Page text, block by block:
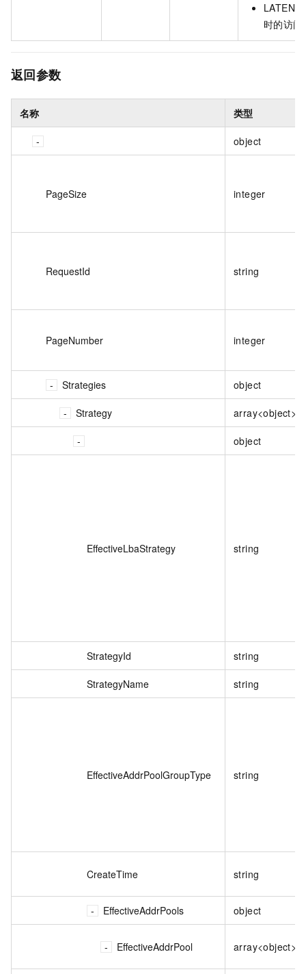
时的访问
返回参数
名称 类型
object
PageSize integer
RequestId string
PageNumber integer
Strategies object
Strategy array<object>
object
EffectiveLbaStrategy string
StrategyId string
StrategyName string
EffectiveAddrPoolGroupType string
CreateTime string
EffectiveAddrPools object
EffectiveAddrPool array<object>